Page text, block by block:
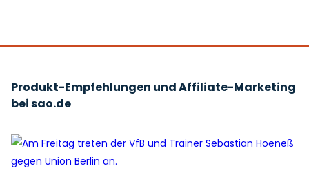
Produkt-Empfehlungen und Affiliate-Marketing
bei sao.de